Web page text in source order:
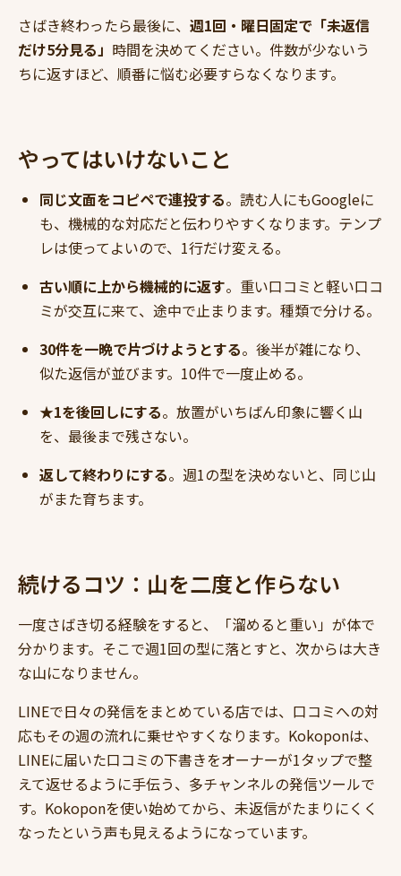
さばき終わったら最後に、 週1回・曜日固定で「未返信
だけ5分見る」 時間を決めてください。件数が少ないう
ちに返すほど、順番に悩む必要すらなくなります。
やってはいけないこと
同じ文面をコピペで連投する。読む人にもGoogleに
も、機械的な対応だと伝わりやすくなります。テンプ
レは使ってよいので、1行だけ変える。
古い順に上から機械的に返す。重い口コミと軽い口コ
ミが交互に来て、途中で止まります。種類で分ける。
30件を一晩で片づけようとする。後半が雑になり、
似た返信が並びます。10件で一度止める。
★1を後回しにする。放置がいちばん印象に響く山
を、最後まで残さない。
返して終わりにする。週1の型を決めないと、同じ山
がまた育ちます。
続けるコツ：山を二度と作らない
一度さばき切る経験をすると、「溜めると重い」が体で
分かります。そこで週1回の型に落とすと、次からは大き
な山になりません。
LINEで日々の発信をまとめている店では、口コミへの対
応もその週の流れに乗せやすくなります。Kokoponは、
LINEに届いた口コミの下書きをオーナーが1タップで整
えて返せるように手伝う、多チャンネルの発信ツールで
す。Kokoponを使い始めてから、未返信がたまりにくく
なったという声も見えるようになっています。